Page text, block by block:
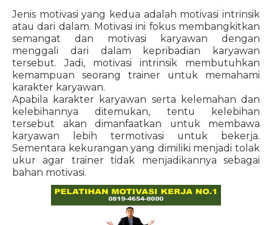
Jenis motivasi yang kedua adalah motivasi intrinsik
atau dari dalam. Motivasi ini fokus membangkitkan
semangat dan motivasi karyawan dengan
menggali dari dalam kepribadian karyawan
tersebut. Jadi, motivasi intrinsik membutuhkan
kemampuan seorang trainer untuk memahami
karakter karyawan.
Apabila karakter karyawan serta kelemahan dan
kelebihannya ditemukan, tentu kelebihan
tersebut akan dimanfaatkan untuk membawa
karyawan lebih termotivasi untuk bekerja.
Sementara kekurangan yang dimiliki menjadi tolak
ukur agar trainer tidak menjadikannya sebagai
bahan motivasi.